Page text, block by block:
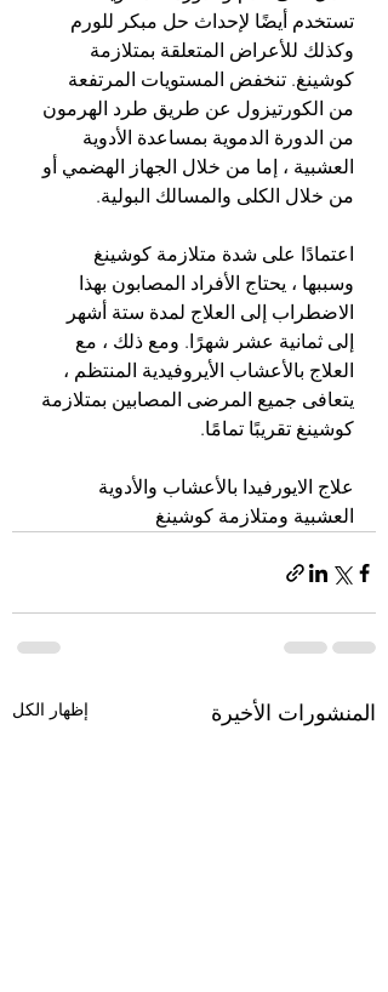
تستخدم أيضًا لإحداث حل مبكر للورم
وكذلك للأعراض المتعلقة بمتلازمة
كوشينغ. تنخفض المستويات المرتفعة
من الكورتيزول عن طريق طرد الهرمون
من الدورة الدموية بمساعدة الأدوية
العشبية ، إما من خلال الجهاز الهضمي أو
من خلال الكلى والمسالك البولية.
اعتمادًا على شدة متلازمة كوشينغ
وسببها ، يحتاج الأفراد المصابون بهذا
الاضطراب إلى العلاج لمدة ستة أشهر
إلى ثمانية عشر شهرًا. ومع ذلك ، مع
العلاج بالأعشاب الأيروفيدية المنتظم ،
يتعافى جميع المرضى المصابين بمتلازمة
كوشينغ تقريبًا تمامًا.
علاج الايورفيدا بالأعشاب والأدوية
العشبية ومتلازمة كوشينغ
المنشورات الأخيرة إظهار الكل